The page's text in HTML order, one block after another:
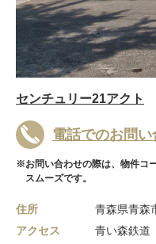
センチュリー21アクト
電話でのお問
※お問い合わせの際は、物件コ
スムーズです。
住所
青森県青森
アクセス
青い森鉄道